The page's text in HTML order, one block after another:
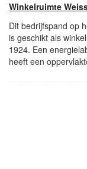
Winkelruimte
Dit bedrijfspand op
is geschikt als
1924. Een
heeft een